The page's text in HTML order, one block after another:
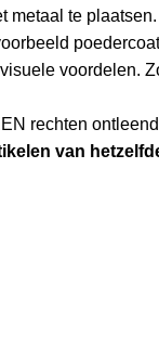
metaal te
voordelen.
rechten
van